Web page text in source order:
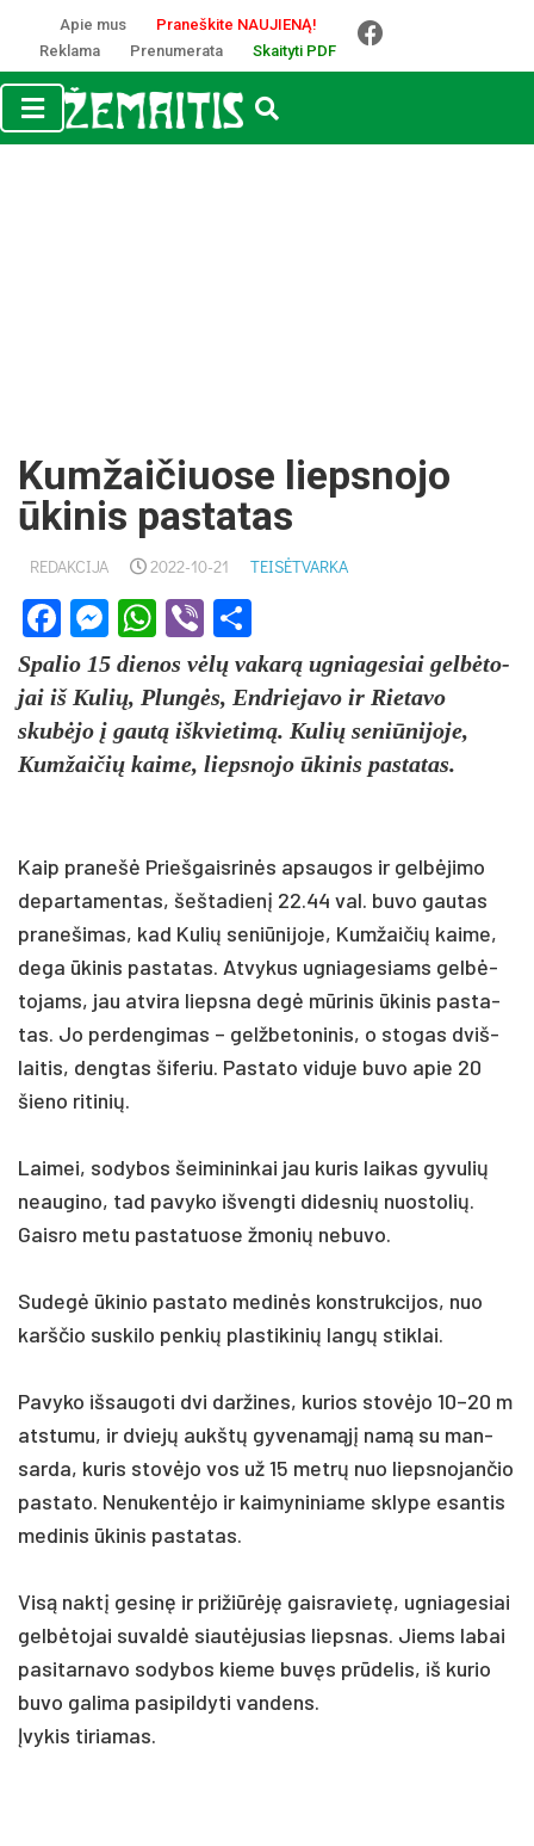
Apie mus
Praneškite NAUJIENĄ!
Reklama
Prenumerata Skaityti PDF
Kumžaičiuose liepsnojo
ūkinis pastatas
REDAKCIJA 2022-10-21 TEISĖTVARKA
Facebook
Messenger
WhatsApp
Viber
Spa­lio 15 die­nos vėlų va­karą ug­nia­ge­siai gelbė­to­
jai iš Ku­lių, Plungės, End­rie­ja­vo ir Rie­ta­vo
skubė­jo į gautą išk­vie­timą. Ku­lių se­niū­ni­jo­je,
Kum­žai­čių kai­me, lieps­no­jo ūki­nis pa­sta­tas.
Kaip pra­nešė Prieš­gais­rinės ap­sau­gos ir gelbė­ji­mo
de­par­ta­men­tas, šeš­ta­dienį 22.44 val. bu­vo gau­tas
pra­ne­ši­mas, kad Ku­lių se­niū­ni­jo­je, Kum­žai­čių kai­me,
de­ga ūki­nis pa­sta­tas. At­vy­kus ug­nia­ge­siams gelbė­
to­jams, jau at­vi­ra lieps­na degė mūri­nis ūki­nis pa­sta­
tas. Jo per­den­gi­mas – gelž­be­to­ni­nis, o sto­gas dviš­
lai­tis, deng­tas ši­fe­riu. Pas­ta­to vi­du­je bu­vo apie 20
šie­no ri­ti­nių.
Lai­mei, so­dy­bos šei­mi­nin­kai jau ku­ris lai­kas gy­vu­lių
neau­gi­no, tad pa­vy­ko iš­veng­ti di­des­nių nuo­sto­lių.
Gais­ro me­tu pa­sta­tuo­se žmo­nių ne­bu­vo.
Su­degė ūki­nio pa­sta­to me­dinės konst­ruk­ci­jos, nuo
karš­čio su­ski­lo pen­kių plas­ti­ki­nių langų stik­lai.
Pa­vy­ko iš­sau­go­ti dvi dar­ži­nes, ku­rios stovė­jo 10–20 m
at­stu­mu, ir dviejų aukštų gy­ve­namąjį namą su man­
sar­da, ku­ris stovė­jo vos už 15 metrų nuo lieps­no­jan­čio
pa­sta­to. Nenukentėjo ir kai­my­ni­nia­me skly­pe esantis
me­dinis ūkinis pa­statas.
Visą naktį ge­sinę ir pri­žiūrėję gais­ra­vietę, ug­nia­ge­siai
gelbė­to­jai su­valdė siautė­ju­sias lieps­nas. Jiems la­bai
pa­si­tar­na­vo so­dy­bos kie­me buvęs prūde­lis, iš ku­rio
bu­vo ga­li­ma pa­si­pil­dy­ti van­dens.
Įvy­kis ti­ria­mas.